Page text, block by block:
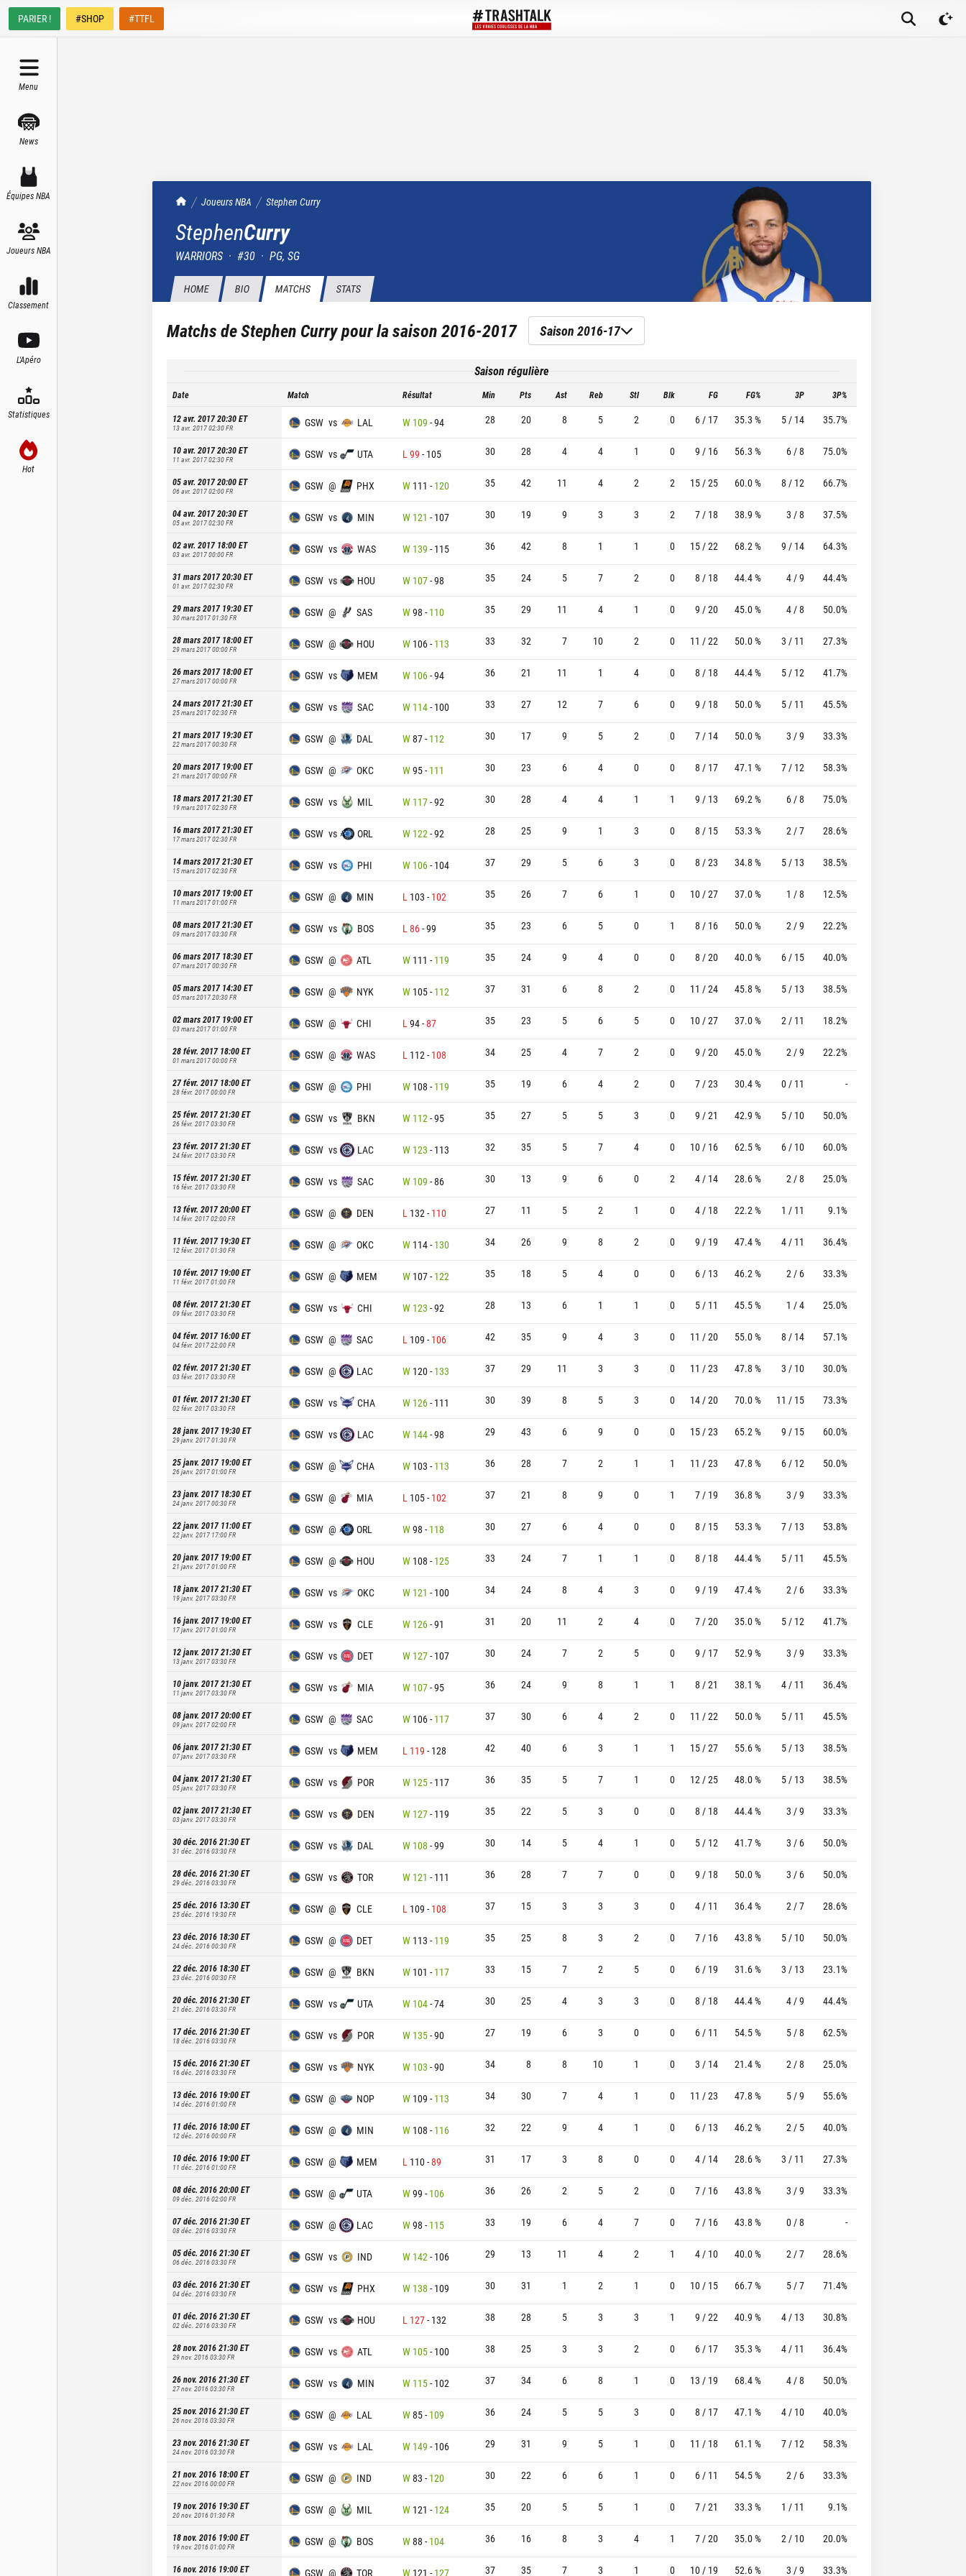
PARIER ! #SHOP #TTFL
Menu
News
Équipes NBA
Joueurs NBA
Classement
L'Apéro
Statistiques
Hot
TrashTalk Actu NBA
Joueurs NBA Stephen Curry
StephenCurry
WARRIORS · #30 · PG, SG
HOME BIO MATCHS STATS
Matchs deStephen Currypour la saison2016-2017 Saison 2016-17
Saison régulière
Date Match Résultat Min Pts Ast Reb Stl Blk FG FG% 3P 3P%
12 avr. 2017 20:30ET
13 avr. 2017 02:30FR GSW vs LAL W 109 -94 28 20 8 5 2 0 6 / 17 35.3 % 5 / 14 35.7%
10 avr. 2017 20:30ET
11 avr. 2017 02:30FR GSW vs UTA L 99 - 105 30 28 4 4 1 0 9 / 16 56.3 % 6 / 8 75.0%
05 avr. 2017 20:00ET
06 avr. 2017 02:00FR GSW @ PHX W 111 - 120 35 42 11 4 2 2 15 / 25 60.0 % 8 / 12 66.7%
04 avr. 2017 20:30ET
05 avr. 2017 02:30FR GSW vs MIN W 121 - 107 30 19 9 3 3 2 7 / 18 38.9 % 3 / 8 37.5%
02 avr. 2017 18:00ET
03 avr. 2017 00:00FR GSW vs WAS W 139 - 115 36 42 8 1 1 0 15 / 22 68.2 % 9 / 14 64.3%
31 mars 2017 20:30ET
01 avr. 2017 02:30FR GSW vs HOU W 107-98 35 24 5 7 2 0 8 / 18 44.4 % 4 / 9 44.4%
29 mars 2017 19:30ET
30 mars 2017 01:30FR GSW @ SAS W98 - 110 35 29 11 4 1 0 9 / 20 45.0 % 4 / 8 50.0%
28 mars 2017 18:00ET
29 mars 2017 00:00FR GSW @ HOU W 106- 113 33 32 7 10 2 0 11 / 22 50.0 % 3 / 11 27.3%
26 mars 2017 18:00ET
27 mars 2017 00:00FR GSW vs MEM W 106-94 36 21 11 1 4 0 8 / 18 44.4 % 5 / 12 41.7%
24 mars 2017 21:30ET
25 mars 2017 02:30FR GSW vs SAC W 114- 100 33 27 12 7 6 0 9 / 18 50.0 % 5 / 11 45.5%
21 mars 2017 19:30ET
22 mars 2017 00:30FR GSW @ DAL W87- 112 30 17 9 5 2 0 7 / 14 50.0 % 3 / 9 33.3%
20 mars 2017 19:00ET
21 mars 2017 00:00FR GSW @ OKC W95- 111 30 23 6 4 0 0 8 / 17 47.1 % 7 / 12 58.3%
18 mars 2017 21:30ET
19 mars 2017 02:30FR GSW vs MIL W 117-92 30 28 4 4 1 1 9 / 13 69.2 % 6 / 8 75.0%
16 mars 2017 21:30ET
17 mars 2017 02:30FR GSW vs ORL W 122 -92 28 25 9 1 3 0 8 / 15 53.3 % 2 / 7 28.6%
14 mars 2017 21:30ET
15 mars 2017 02:30FR GSW vs PHI W 106- 104 37 29 5 6 3 0 8 / 23 34.8 % 5 / 13 38.5%
10 mars 2017 19:00ET
11 mars 2017 01:00FR GSW @ MIN L 103 - 102 35 26 7 6 1 0 10 / 27 37.0 % 1 / 8 12.5%
08 mars 2017 21:30ET
09 mars 2017 03:30FR GSW vs BOS L 86-99 35 23 6 5 0 1 8 / 16 50.0 % 2 / 9 22.2%
06 mars 2017 18:30ET
07 mars 2017 00:30FR GSW @ ATL W 111 - 119 35 24 9 4 0 0 8 / 20 40.0 % 6 / 15 40.0%
05 mars 2017 14:30ET
05 mars 2017 20:30FR GSW @ NYK W 105- 112 37 31 6 8 2 0 11 / 24 45.8 % 5 / 13 38.5%
02 mars 2017 19:00ET
03 mars 2017 01:00FR GSW @ CHI L 94-87 35 23 5 6 5 0 10 / 27 37.0 % 2 / 11 18.2%
28 févr. 2017 18:00ET
01 mars 2017 00:00FR GSW @ WAS L 112 - 108 34 25 4 7 2 0 9 / 20 45.0 % 2 / 9 22.2%
27 févr. 2017 18:00ET
28 févr. 2017 00:00FR GSW @ PHI W 108 - 119 35 19 6 4 2 0 7 / 23 30.4 % 0 / 11 -
25 févr. 2017 21:30ET
26 févr. 2017 03:30FR GSW vs BKN W 112 -95 35 27 5 5 3 0 9 / 21 42.9 % 5 / 10 50.0%
23 févr. 2017 21:30ET
24 févr. 2017 03:30FR GSW vs LAC W 123 - 113 32 35 5 7 4 0 10 / 16 62.5 % 6 / 10 60.0%
15 févr. 2017 21:30ET
16 févr. 2017 03:30FR GSW vs SAC W 109 -86 30 13 9 6 0 2 4 / 14 28.6 % 2 / 8 25.0%
13 févr. 2017 20:00ET
14 févr. 2017 02:00FR GSW @ DEN L 132 - 110 27 11 5 2 1 0 4 / 18 22.2 % 1 / 11 9.1%
11 févr. 2017 19:30ET
12 févr. 2017 01:30FR GSW @ OKC W 114- 130 34 26 9 8 2 0 9 / 19 47.4 % 4 / 11 36.4%
10 févr. 2017 19:00ET
11 févr. 2017 01:00FR GSW @ MEM W 107- 122 35 18 5 4 0 0 6 / 13 46.2 % 2 / 6 33.3%
08 févr. 2017 21:30ET
09 févr. 2017 03:30FR GSW vs CHI W 123 -92 28 13 6 1 1 0 5 / 11 45.5 % 1 / 4 25.0%
04 févr. 2017 16:00ET
04 févr. 2017 22:00FR GSW @ SAC L 109 - 106 42 35 9 4 3 0 11 / 20 55.0 % 8 / 14 57.1%
02 févr. 2017 21:30ET
03 févr. 2017 03:30FR GSW @ LAC W 120- 133 37 29 11 3 3 0 11 / 23 47.8 % 3 / 10 30.0%
01 févr. 2017 21:30ET
02 févr. 2017 03:30FR GSW vs CHA W 126- 111 30 39 8 5 3 0 14 / 20 70.0 % 11 / 15 73.3%
28 janv. 2017 19:30ET
29 janv. 2017 01:30FR GSW vs LAC W 144-98 29 43 6 9 0 0 15 / 23 65.2 % 9 / 15 60.0%
25 janv. 2017 19:00ET
26 janv. 2017 01:00FR GSW @ CHA W 103 - 113 36 28 7 2 1 1 11 / 23 47.8 % 6 / 12 50.0%
23 janv. 2017 18:30ET
24 janv. 2017 00:30FR GSW @ MIA L 105- 102 37 21 8 9 0 1 7 / 19 36.8 % 3 / 9 33.3%
22 janv. 2017 11:00ET
22 janv. 2017 17:00FR GSW @ ORL W98 - 118 30 27 6 4 0 0 8 / 15 53.3 % 7 / 13 53.8%
20 janv. 2017 19:00ET
21 janv. 2017 01:00FR GSW @ HOU W 108 - 125 33 24 7 1 1 0 8 / 18 44.4 % 5 / 11 45.5%
18 janv. 2017 21:30ET
19 janv. 2017 03:30FR GSW vs OKC W 121 - 100 34 24 8 4 3 0 9 / 19 47.4 % 2 / 6 33.3%
16 janv. 2017 19:00ET
17 janv. 2017 01:00FR GSW vs CLE W 126-91 31 20 11 2 4 0 7 / 20 35.0 % 5 / 12 41.7%
12 janv. 2017 21:30ET
13 janv. 2017 03:30FR GSW vs DET W 127- 107 30 24 7 2 5 0 9 / 17 52.9 % 3 / 9 33.3%
10 janv. 2017 21:30ET
11 janv. 2017 03:30FR GSW vs MIA W 107-95 36 24 9 8 1 1 8 / 21 38.1 % 4 / 11 36.4%
08 janv. 2017 20:00ET
09 janv. 2017 02:00FR GSW @ SAC W 106- 117 37 30 6 4 2 0 11 / 22 50.0 % 5 / 11 45.5%
06 janv. 2017 21:30ET
07 janv. 2017 03:30FR GSW vs MEM L 119 - 128 42 40 6 3 1 1 15 / 27 55.6 % 5 / 13 38.5%
04 janv. 2017 21:30ET
05 janv. 2017 03:30FR GSW vs POR W 125- 117 36 35 5 7 1 0 12 / 25 48.0 % 5 / 13 38.5%
02 janv. 2017 21:30ET
03 janv. 2017 03:30FR GSW vs DEN W 127- 119 35 22 5 3 0 0 8 / 18 44.4 % 3 / 9 33.3%
30 déc. 2016 21:30ET
31 déc. 2016 03:30FR GSW vs DAL W 108 -99 30 14 5 4 1 0 5 / 12 41.7 % 3 / 6 50.0%
28 déc. 2016 21:30ET
29 déc. 2016 03:30FR GSW vs TOR W 121 - 111 36 28 7 7 0 0 9 / 18 50.0 % 3 / 6 50.0%
25 déc. 2016 13:30ET
25 déc. 2016 19:30FR GSW @ CLE L 109 - 108 37 15 3 3 3 0 4 / 11 36.4 % 2 / 7 28.6%
23 déc. 2016 18:30ET
24 déc. 2016 00:30FR GSW @ DET W 113 - 119 35 25 8 3 2 0 7 / 16 43.8 % 5 / 10 50.0%
22 déc. 2016 18:30ET
23 déc. 2016 00:30FR GSW @ BKN W 101 - 117 33 15 7 2 5 0 6 / 19 31.6 % 3 / 13 23.1%
20 déc. 2016 21:30ET
21 déc. 2016 03:30FR GSW vs UTA W 104-74 30 25 4 3 3 0 8 / 18 44.4 % 4 / 9 44.4%
17 déc. 2016 21:30ET
18 déc. 2016 03:30FR GSW vs POR W 135-90 27 19 6 3 0 0 6 / 11 54.5 % 5 / 8 62.5%
15 déc. 2016 21:30ET
16 déc. 2016 03:30FR GSW vs NYK W 103 -90 34 8 8 10 1 0 3 / 14 21.4 % 2 / 8 25.0%
13 déc. 2016 19:00ET
14 déc. 2016 01:00FR GSW @ NOP W 109 - 113 34 30 7 4 1 0 11 / 23 47.8 % 5 / 9 55.6%
11 déc. 2016 18:00ET
12 déc. 2016 00:00FR GSW @ MIN W 108 - 116 32 22 9 4 1 0 6 / 13 46.2 % 2 / 5 40.0%
10 déc. 2016 19:00ET
11 déc. 2016 01:00FR GSW @ MEM L 110-89 31 17 3 8 0 0 4 / 14 28.6 % 3 / 11 27.3%
08 déc. 2016 20:00ET
09 déc. 2016 02:00FR GSW @ UTA W99 - 106 36 26 2 5 2 0 7 / 16 43.8 % 3 / 9 33.3%
07 déc. 2016 21:30ET
08 déc. 2016 03:30FR GSW @ LAC W98 - 115 33 19 6 4 7 0 7 / 16 43.8 % 0 / 8 -
05 déc. 2016 21:30ET
06 déc. 2016 03:30FR GSW vs IND W 142 - 106 29 13 11 4 2 1 4 / 10 40.0 % 2 / 7 28.6%
03 déc. 2016 21:30ET
04 déc. 2016 03:30FR GSW vs PHX W 138 - 109 30 31 1 2 1 0 10 / 15 66.7 % 5 / 7 71.4%
01 déc. 2016 21:30ET
02 déc. 2016 03:30FR GSW vs HOU L 127- 132 38 28 5 3 3 1 9 / 22 40.9 % 4 / 13 30.8%
28 nov. 2016 21:30ET
29 nov. 2016 03:30FR GSW vs ATL W 105- 100 38 25 3 3 2 0 6 / 17 35.3 % 4 / 11 36.4%
26 nov. 2016 21:30ET
27 nov. 2016 03:30FR GSW vs MIN W 115- 102 37 34 6 8 1 0 13 / 19 68.4 % 4 / 8 50.0%
25 nov. 2016 21:30ET
26 nov. 2016 03:30FR GSW @ LAL W85- 109 36 24 5 5 3 0 8 / 17 47.1 % 4 / 10 40.0%
23 nov. 2016 21:30ET
24 nov. 2016 03:30FR GSW vs LAL W 149 - 106 29 31 9 5 1 0 11 / 18 61.1 % 7 / 12 58.3%
21 nov. 2016 18:00ET
22 nov. 2016 00:00FR GSW @ IND W83 - 120 30 22 6 6 1 0 6 / 11 54.5 % 2 / 6 33.3%
19 nov. 2016 19:30ET
20 nov. 2016 01:30FR GSW @ MIL W 121 - 124 35 20 5 5 1 0 7 / 21 33.3 % 1 / 11 9.1%
18 nov. 2016 19:00ET
19 nov. 2016 01:00FR GSW @ BOS W88 - 104 36 16 8 3 4 1 7 / 20 35.0 % 2 / 10 20.0%
16 nov. 2016 19:00ET GSW @ TOR W 121 - 127 37 35 7 3 1 0 10 / 19 52.6 % 3 / 9 33.3%